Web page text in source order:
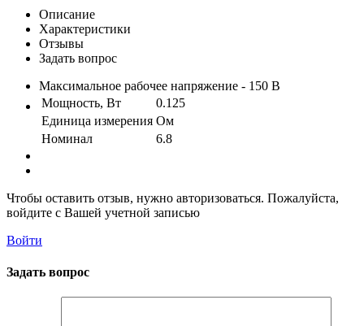
Описание
Характеристики
Отзывы
Задать вопрос
Максимальное рабочее напряжение - 150 В
Мощность, Вт
0.125
Единица измерения Ом
Номинал
6.8
Чтобы оставить отзыв, нужно авторизоваться. Пожалуйста,
войдите с Вашей учетной записью
Войти
Задать вопрос